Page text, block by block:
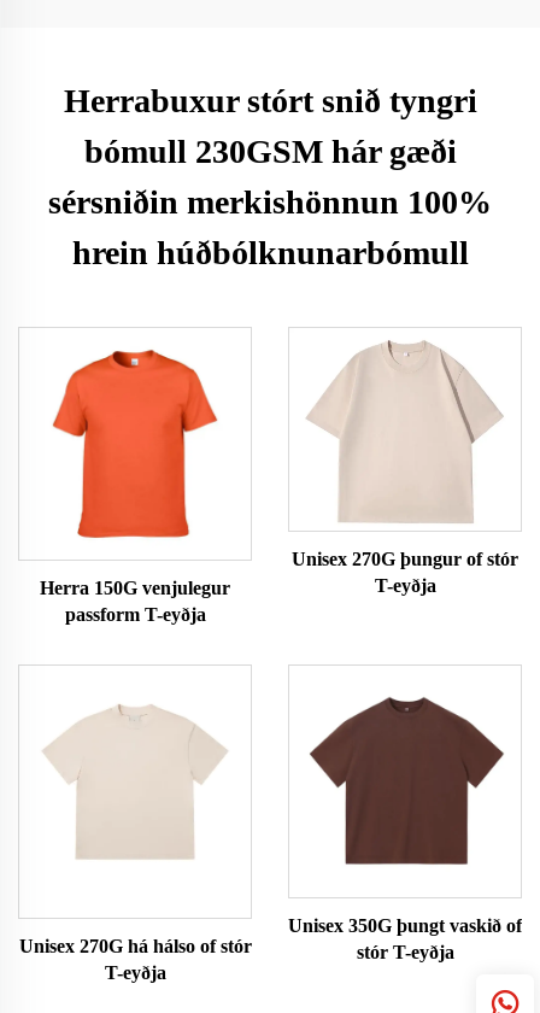
Herrabuxur stórt snið tyngri
bómull 230GSM hár gæði
sérsniðin merkishönnun 100%
hrein húðbólknunarbómull
Herra 150G venjulegur
passform T-eyðja
Unisex 270G þungur of stór
T-eyðja
Unisex 270G há hálso of stór
T-eyðja
Unisex 350G þungt vaskið of
stór T-eyðja